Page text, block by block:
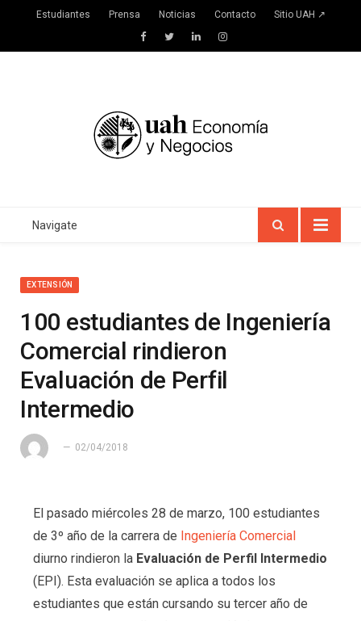
Estudiantes Prensa Noticias Contacto Sitio UAH ↗
FacebookTwitterLinkedInInstagram
Navigate
EXTENSIÓN
100 estudiantes de Ingeniería
Comercial rindieron
Evaluación de Perfil
Intermedio
02/04/2018
El pasado miércoles 28 de marzo, 100 estudiantes
de 3º año de la carrera de Ingeniería Comercial
diurno rindieron la Evaluación de Perfil Intermedio
(EPI). Esta evaluación se aplica a todos los
estudiantes que están cursando su tercer año de